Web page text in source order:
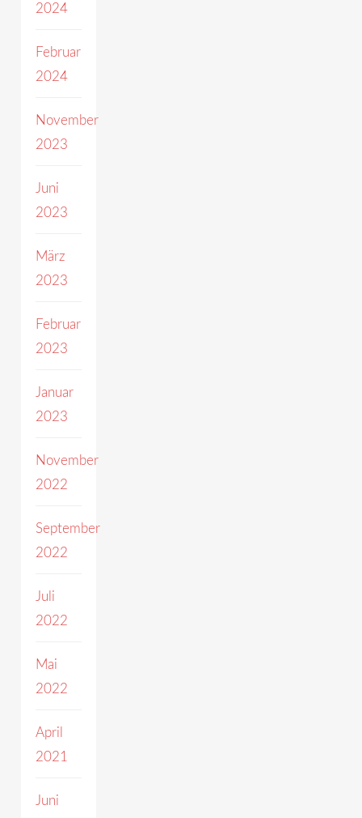
2024
Februar
2024
November
2023
Juni
2023
März
2023
Februar
2023
Januar
2023
November
2022
September
2022
Juli
2022
Mai
2022
April
2021
Juni